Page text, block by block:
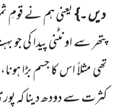
دیں ۔}یعنی ہم نے قومِ
پتھر سے اونٹنی پیدا کی
تھی مثلاً اس کا جسم بڑا
کثرت سے دودھ دینا کہ